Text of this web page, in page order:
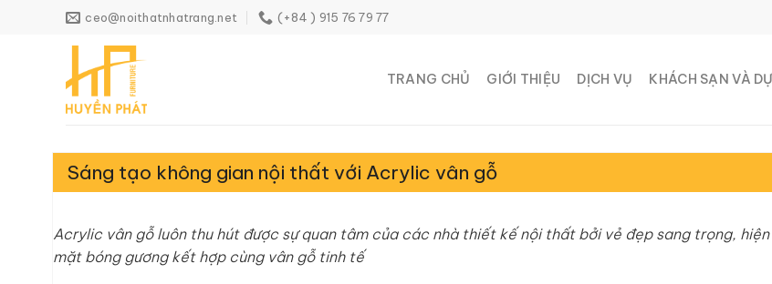
ceo@noithatnhatrang.net (+84 ) 915 76 79 77
TRANG CHỦ GIỚI THIỆU DỊCH VỤ KHÁCH SẠN VÀ
Sáng tạo không gian nội thất với Acrylic vân gỗ
Acrylic vân gỗ luôn thu hút được sự quan tâm của các nhà thiết kế nội thất bởi vẻ đẹp sang trọng,
mặt bóng gương kết hợp cùng vân gỗ tinh tế